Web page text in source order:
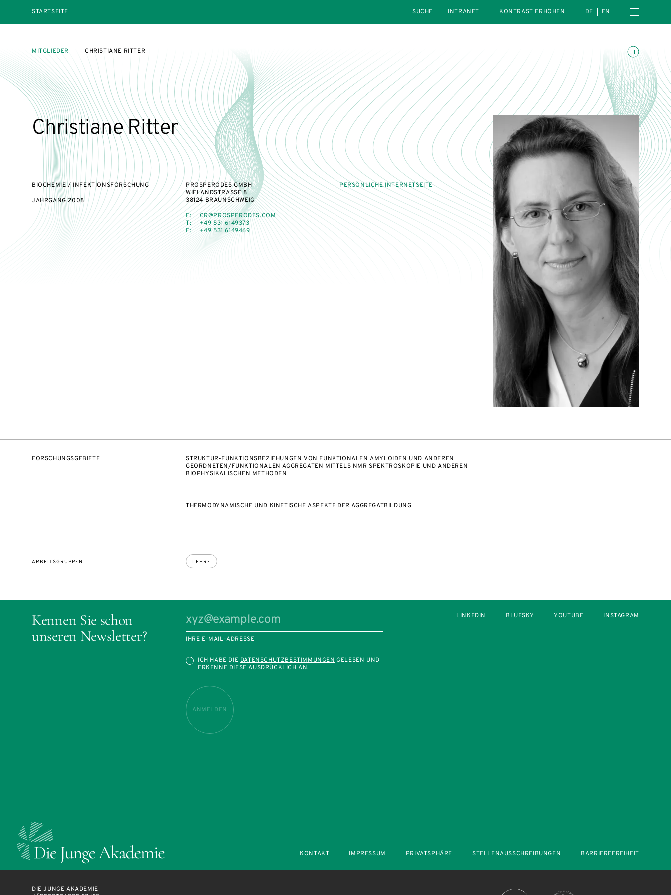
STARTSEITE
INTRANET
KONTRAST ERHÖHEN DE EN Menü öffnen
Animationen umschalten
MITGLIEDER CHRISTIANE RITTER
Christiane Ritter
BIOCHEMIE / INFEKTIONSFORSCHUNG
JAHRGANG 2008
PROSPERODES GMBH
WIELANDSTRASSE 8
38124 BRAUNSCHWEIG
E:
CR@PROSPERODES.COM
T:
+49 531 6149373
F:
+49 531 6149469
PERSÖNLICHE INTERNETSEITE
FORSCHUNGSGEBIETE
STRUKTUR-FUNKTIONSBEZIEHUNGEN VON FUNKTIONALEN AMYLOIDEN UND ANDEREN
GEORDNETEN/FUNKTIONALEN AGGREGATEN MITTELS NMR SPEKTROSKOPIE UND ANDEREN
BIOPHYSIKALISCHEN METHODEN
THERMODYNAMISCHE UND KINETISCHE ASPEKTE DER AGGREGATBILDUNG
ARBEITSGRUPPEN LEHRE
Kennen Sie schon
unseren Newsletter?
IHRE E-MAIL-ADRESSE
ICH HABE DIEDATENSCHUTZBESTIMMUNGENGELESEN UND
ERKENNE DIESE AUSDRÜCKLICH AN.
ANMELDEN
LINKEDIN BLUESKY YOUTUBE INSTAGRAM
KONTAKT IMPRESSUM PRIVATSPHÄRE STELLENAUSSCHREIBUNGEN BARRIEREFREIHEIT
DIE JUNGE AKADEMIE